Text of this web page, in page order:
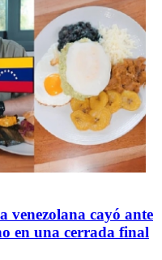
cayó ante
en una cerrada final